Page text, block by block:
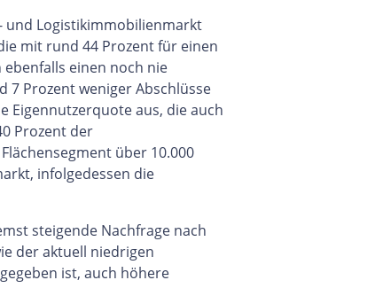
und Logistikimmobilienmarkt
mit rund 44 Prozent für einen
einen noch nie
7 Prozent weniger Abschlüsse
Eigennutzerquote aus, die auch
Prozent der
über 10.000
infolgedessen die
steigende Nachfrage nach
der aktuell niedrigen
ist, auch höhere